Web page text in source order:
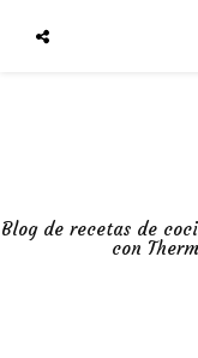
Blog de recetas de
con